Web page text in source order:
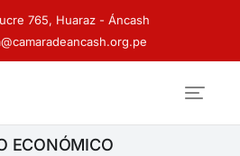
765, Huaraz - Áncash
ECONÓMICO